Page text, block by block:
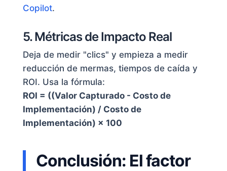
Copilot.
5. Métricas de Impacto Real
Deja de medir "clics" y empieza a medir
reducción de mermas, tiempos de caída y
ROI. Usa la fórmula:
ROI = ((Valor Capturado - Costo de
Implementación) / Costo de
Implementación) × 100
Conclusión: El factor